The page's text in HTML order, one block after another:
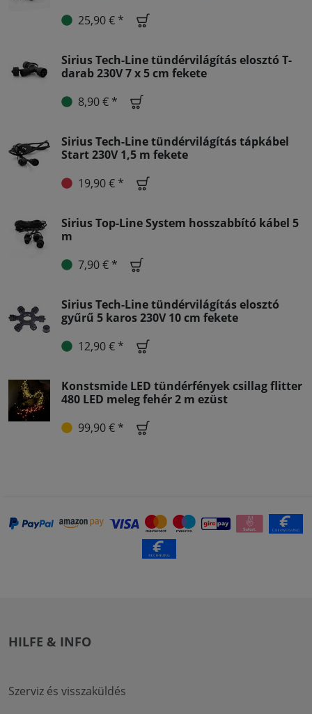
25,90 € *
Sirius Tech-Line tündérvilágítás elosztó T-
darab 230V 7 x 5 cm fekete
8,90 € *
Sirius Tech-Line tündérvilágítás tápkábel
Start 230V 1,5 m fekete
19,90 € *
Sirius Top-Line System hosszabbító kábel 5
m
7,90 € *
Sirius Tech-Line tündérvilágítás elosztó
gyűrű 5 karos 230V 10 cm fekete
12,90 € *
Konstsmide LED tündérfények csillag flitter
480 LED meleg fehér 2 m ezüst
99,90 € *
HILFE & INFO
Szerviz és visszaküldés